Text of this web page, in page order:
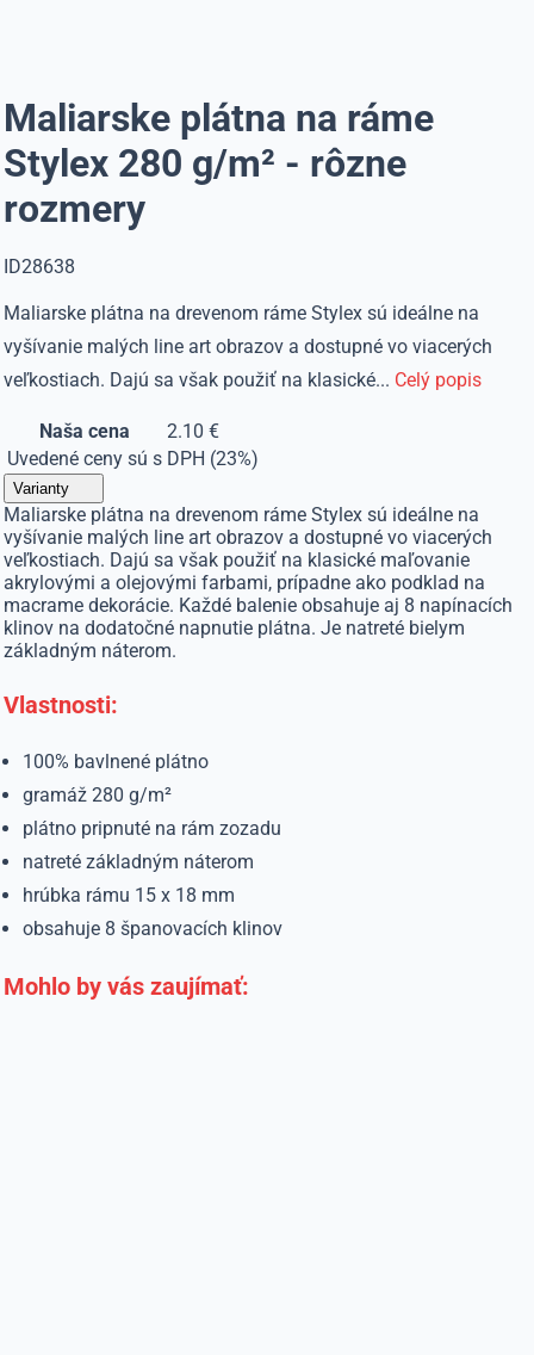
Maliarske plátna na ráme
Stylex 280 g/m² - rôzne
rozmery
ID28638
Maliarske plátna na drevenom ráme Stylex sú ideálne na
vyšívanie malých line art obrazov a dostupné vo viacerých
veľkostiach. Dajú sa však použiť na klasické... Celý popis
Naša cena
2.10 €
Uvedené ceny sú s DPH (23%)
Varianty
Maliarske plátna na drevenom ráme Stylex sú ideálne na
vyšívanie malých line art obrazov a dostupné vo viacerých
veľkostiach. Dajú sa však použiť na klasické maľovanie
akrylovými a olejovými farbami, prípadne ako podklad na
macrame dekorácie. Každé balenie obsahuje aj 8 napínacích
klinov na dodatočné napnutie plátna. Je natreté bielym
základným náterom.
Vlastnosti:
100% bavlnené plátno
gramáž 280 g/m²
plátno pripnuté na rám zozadu
natreté základným náterom
hrúbka rámu 15 x 18 mm
obsahuje 8 španovacích klinov
Mohlo by vás zaujímať: